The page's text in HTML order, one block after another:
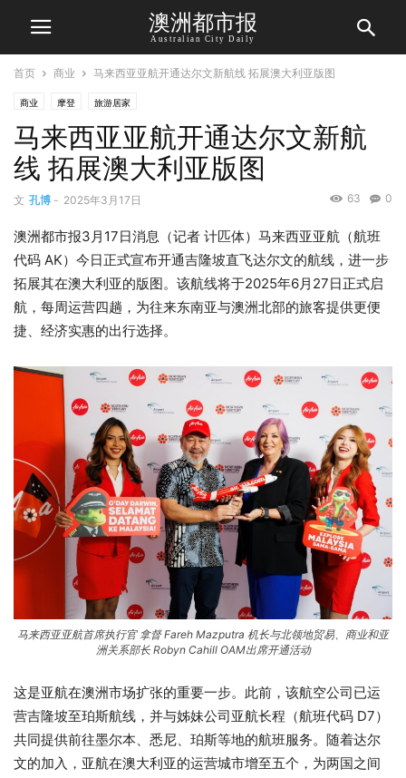
澳洲都市报
Australian City Daily
首页 商业 马来西亚亚航开通达尔文新航线 拓展澳大利亚版图
商业 摩登 旅游居家
马来西亚亚航开通达尔文新航
线 拓展澳大利亚版图
文 孔博 - 2025年3月17日 0
63
澳洲都市报3月17日消息（记者 计匹体）马来西亚亚航（航班
代码 AK）今日正式宣布开通吉隆坡直飞达尔文的航线，进一步
拓展其在澳大利亚的版图。该航线将于2025年6月27日正式启
航，每周运营四趟，为往来东南亚与澳洲北部的旅客提供更便
捷、经济实惠的出行选择。
马来西亚亚航首席执行官 拿督 Fareh Mazputra 机长与北领地贸易、商业和亚
洲关系部长 Robyn Cahill OAM出席开通活动
这是亚航在澳洲市场扩张的重要一步。此前，该航空公司已运
营吉隆坡至珀斯航线，并与姊妹公司亚航长程（航班代码 D7）
共同提供前往墨尔本、悉尼、珀斯等地的航班服务。随着达尔
文的加入，亚航在澳大利亚的运营城市增至五个，为两国之间